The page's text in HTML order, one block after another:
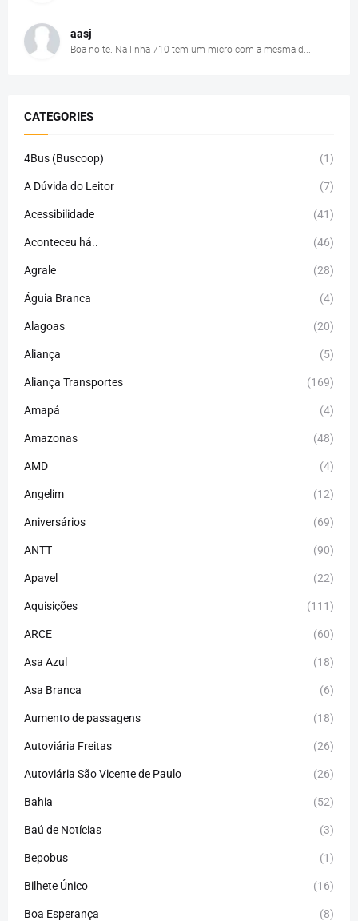
aasj
Boa noite. Na linha 710 tem um micro com a mesma d...
CATEGORIES
4Bus (Buscoop) (1)
A Dúvida do Leitor (7)
Acessibilidade (41)
Aconteceu há.. (46)
Agrale (28)
Águia Branca (4)
Alagoas (20)
Aliança (5)
Aliança Transportes (169)
Amapá (4)
Amazonas (48)
AMD (4)
Angelim (12)
Aniversários (69)
ANTT (90)
Apavel (22)
Aquisições (111)
ARCE (60)
Asa Azul (18)
Asa Branca (6)
Aumento de passagens (18)
Autoviária Freitas (26)
Autoviária São Vicente de Paulo (26)
Bahia (52)
Baú de Notícias (3)
Bepobus (1)
Bilhete Único (16)
Boa Esperança (8)